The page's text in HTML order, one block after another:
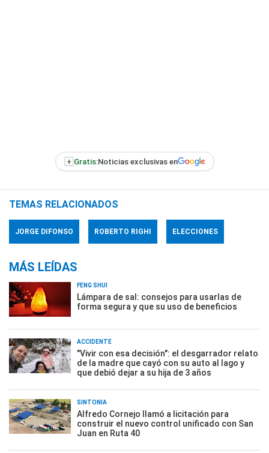
+ Gratis:Noticias exclusivas en
TEMAS RELACIONADOS
JORGE DIFONSO ROBERTO RIGHI ELECCIONES
MÁS LEÍDAS
FENG SHUI
Lámpara de sal: consejos para usarlas de
forma segura y que su uso de beneficios
ACCIDENTE
"Vivir con esa decisión": el desgarrador relato
de la madre que cayó con su auto al lago y
que debió dejar a su hija de 3 años
SINTONÍA
Alfredo Cornejo llamó a licitación para
construir el nuevo control unificado con San
Juan en Ruta 40